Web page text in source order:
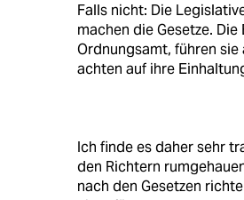
Falls nicht: Die
machen die Gesetze. Die
Ordnungsamt, führen
achten auf ihre
Ich finde es daher sehr
den Richtern
nach den Gesetzen